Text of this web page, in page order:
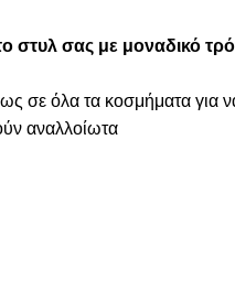
στυλ σας με μοναδικό
σε όλα τα κοσμήματα για
αναλλοίωτα